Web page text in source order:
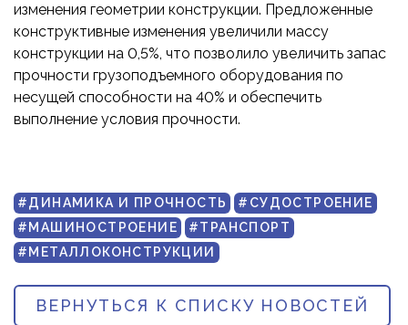
изменения геометрии конструкции. Предложенные
конструктивные изменения увеличили массу
конструкции на 0,5%, что позволило увеличить запас
прочности грузоподъемного оборудования по
несущей способности на 40% и обеспечить
выполнение условия прочности.
#ДИНАМИКА И ПРОЧНОСТЬ
#СУДОСТРОЕНИЕ
#МАШИНОСТРОЕНИЕ
#ТРАНСПОРТ
#МЕТАЛЛОКОНСТРУКЦИИ
ВЕРНУТЬСЯ К СПИСКУ НОВОСТЕЙ